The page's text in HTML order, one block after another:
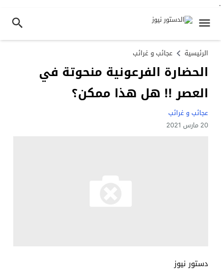
.
الرئيسية عجائب و غرائب
الحضارة الفرعونية منحوتة في
العصر !! هل هذا ممكن؟
عجائب و غرائب
20 مارس 2021
دستور نيوز